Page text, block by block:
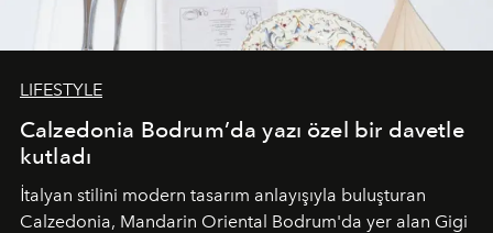
LIFESTYLE
Calzedonia Bodrum’da yazı özel bir davetle
kutladı
İtalyan stilini modern tasarım anlayışıyla buluşturan
Calzedonia, Mandarin Oriental Bodrum'da yer alan Gigi